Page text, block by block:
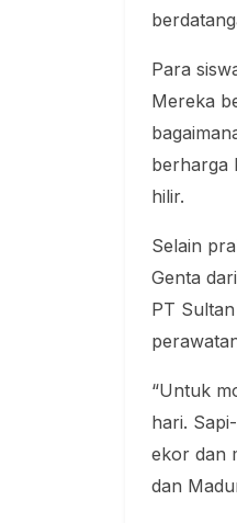
Para
Mereka
berharga
hilir.
Selain
Genta
PT
“Untuk
hari.
ekor dan
dan